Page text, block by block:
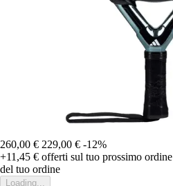
260,00 € 229,00 € -12%
+11,45 € offerti sul tuo prossimo ordine
del tuo ordine
Loading...